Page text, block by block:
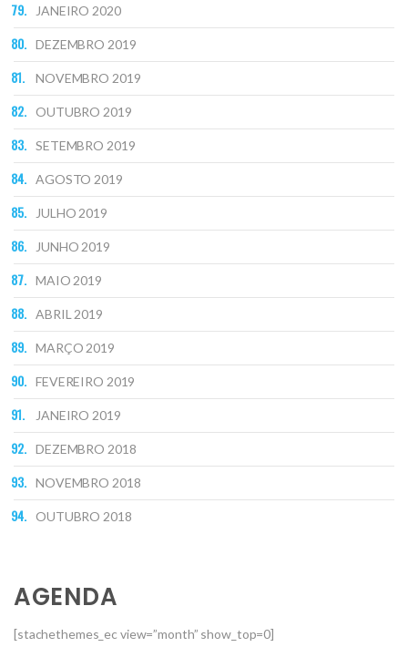
JANEIRO 2020
DEZEMBRO 2019
NOVEMBRO 2019
OUTUBRO 2019
SETEMBRO 2019
AGOSTO 2019
JULHO 2019
JUNHO 2019
MAIO 2019
ABRIL 2019
MARÇO 2019
FEVEREIRO 2019
JANEIRO 2019
DEZEMBRO 2018
NOVEMBRO 2018
OUTUBRO 2018
AGENDA
[stachethemes_ec view=”month” show_top=0]